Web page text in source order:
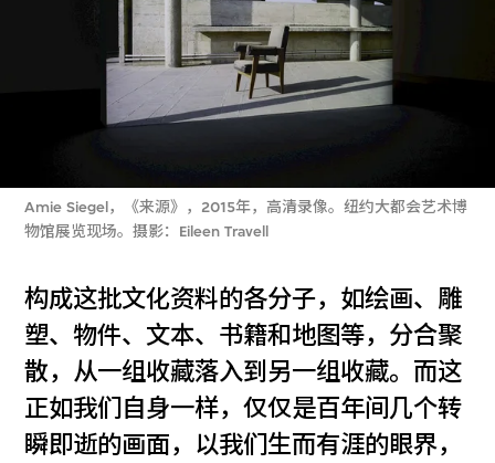
Amie Siegel，《来源》，2015年，高清录像。纽约大都会艺术博
物馆展览现场。摄影：Eileen Travell
构成这批文化资料的各分子，如绘画、雕
塑、物件、文本、书籍和地图等，分合聚
散，从一组收藏落入到另一组收藏。而这
正如我们自身一样，仅仅是百年间几个转
瞬即逝的画面，以我们生而有涯的眼界，